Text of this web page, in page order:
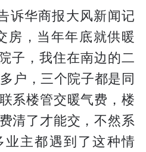
诉华商报大风新闻记
房，当年年底就供暖
子，我住在南边的二
户，三个院子都是同
系楼管交暖气费，楼
清了才能交，不然系
业主都遇到了这种情